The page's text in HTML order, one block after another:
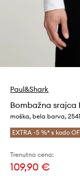
Paul&Shark
Bombažna srajca
moška, bela barva,
EXTRA -5 %* s kodo
Trenutna cena:
109,90 €